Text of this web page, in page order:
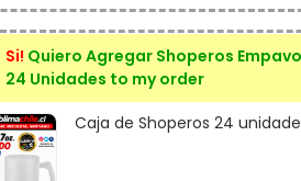
Si! Quiero Agregar Shoperos
24 Unidades to my order
Caja de Shoperos 24